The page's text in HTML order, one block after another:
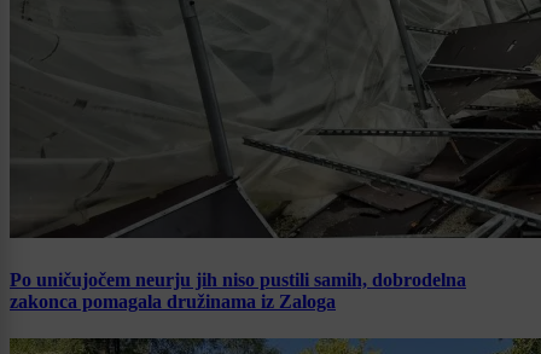
Po uničujočem neurju jih niso pustili samih, dobrodelna
zakonca pomagala družinama iz Zaloga